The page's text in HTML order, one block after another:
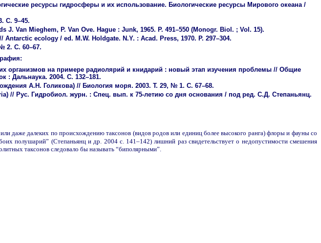
ресурсы гидросферы и их использование. Биологические ресурсы Мирового океана /
С. 9–45.
Van Mieghem, P. Van Ove. Hague : Junk, 1965. P. 491–550 (Monogr. Biol. ; Vol. 15).
ecology / ed. M.W. Holdgate. N.Y. : Acad. Press, 1970. P. 297–304.
2. С. 60–67.
организмов на примере радиолярий и книдарий : новый этап изучения проблемы // Общие
: Дальнаука. 2004. С. 132–181.
А.Н. Голикова) // Биология моря. 2003. Т. 29, № 1. С. 67–68.
// Рус. Гидробиол. журн. : Спец. вып. к 75-летию со дня основания / под ред. С.Д. Степаньянц.
даже далеких по происхождению таксонов (видов родов или единиц более высокого ранга) флоры и фауны со
полушарий” (Степаньянц и др. 2004 с. 141–142) лишний раз свидетельствует о недопустимости смешения
таксонов следовало бы называть “биполярными”.